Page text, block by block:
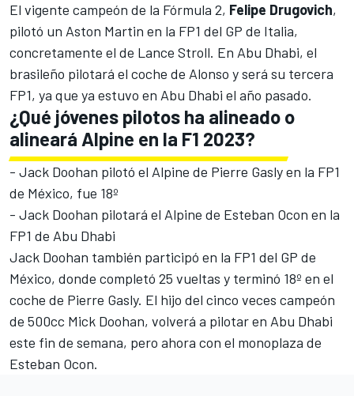
El vigente campeón de la Fórmula 2, Felipe Drugovich,
pilotó un Aston Martin en la FP1 del GP de Italia,
concretamente el de Lance Stroll. En Abu Dhabi, el
brasileño pilotará el coche de Alonso y será su tercera
FP1, ya que ya estuvo en Abu Dhabi el año pasado.
¿Qué jóvenes pilotos ha alineado o
alineará Alpine en la F1 2023?
- Jack Doohan pilotó el Alpine de Pierre Gaslyen la FP1
de México, fue 18º
- Jack Doohan pilotará el Alpine de Esteban Ocon en la
FP1 de Abu Dhabi
Jack Doohan también participó en la FP1 del GP de
México, donde completó 25 vueltas y terminó 18º en el
coche de Pierre Gasly. El hijo del cinco veces campeón
de 500cc Mick Doohan, volverá a pilotar en Abu Dhabi
este fin de semana, pero ahora con el monoplaza de
Esteban Ocon.